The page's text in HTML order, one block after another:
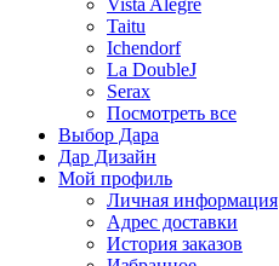
Vista Alegre
Taitu
Ichendorf
La DoubleJ
Serax
Посмотреть все
Выбор Дара
Дар Дизайн
Мой профиль
Личная информация
Адрес доставки
История заказов